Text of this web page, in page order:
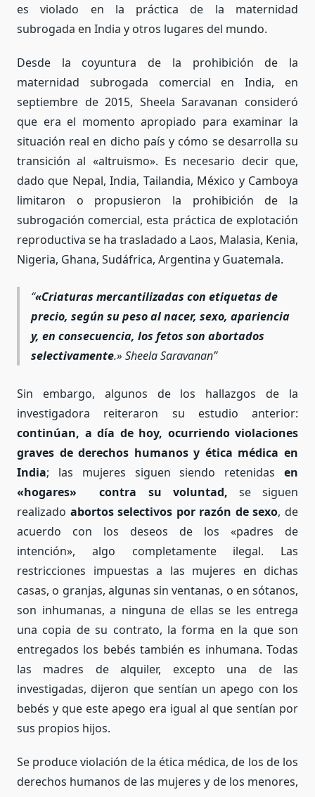
es violado en la práctica de la maternidad
subrogada en India y otros lugares del mundo.
Desde la coyuntura de la prohibición de la
maternidad subrogada comercial en India, en
septiembre de 2015, Sheela Saravanan consideró
que era el momento apropiado para examinar la
situación real en dicho país y cómo se desarrolla su
transición al «altruismo». Es necesario decir que,
dado que Nepal, India, Tailandia, México y Camboya
limitaron o propusieron la prohibición de la
subrogación comercial, esta práctica de explotación
reproductiva se ha trasladado a Laos, Malasia, Kenia,
Nigeria, Ghana, Sudáfrica, Argentina y Guatemala.
«Criaturas mercantilizadas con etiquetas de
precio, según su peso al nacer, sexo, apariencia
y, en consecuencia, los fetos son abortados
selectivamente.» Sheela Saravanan
Sin embargo, algunos de los hallazgos de la
investigadora reiteraron su estudio anterior:
continúan, a día de hoy, ocurriendo violaciones
graves de derechos humanos y ética médica en
India; las mujeres siguen siendo retenidas en
«hogares» contra su voluntad, se siguen
realizado abortos selectivos por razón de sexo, de
acuerdo con los deseos de los «padres de
intención», algo completamente ilegal. Las
restricciones impuestas a las mujeres en dichas
casas, o granjas, algunas sin ventanas, o en sótanos,
son inhumanas, a ninguna de ellas se les entrega
una copia de su contrato, la forma en la que son
entregados los bebés también es inhumana. Todas
las madres de alquiler, excepto una de las
investigadas, dijeron que sentían un apego con los
bebés y que este apego era igual al que sentían por
sus propios hijos.
Se produce violación de la ética médica, de los de los
derechos humanos de las mujeres y de los menores,